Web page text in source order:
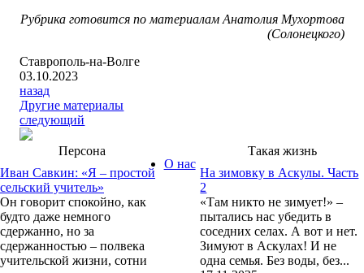
Рубрика готовится по материалам Анатолия Мухортова
(Солонецкого)
Ставрополь-на-Волге
03.10.2023
назад
Другие материалы
следующий
Персона
Иван Савкин: «Я – простой
сельский учитель»
Он говорит спокойно, как
будто даже немного
сдержанно, но за
сдержанностью – полвека
учительской жизни, сотни
Такая жизнь
На зимовку в Аскулы. Часть
2
«Там никто не зимует!» –
пытались нас убедить в
соседних селах. А вот и нет.
Зимуют в Аскулах! И не
одна семья. Без воды, без...
О нас